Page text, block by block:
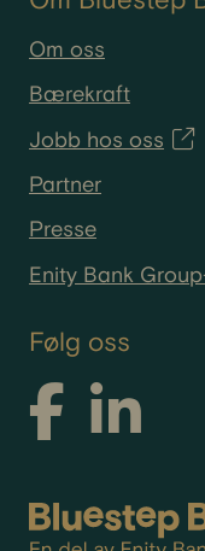
Om oss
Bærekraft
Jobb hos oss
Partner
Presse
Enity Bank
Følg oss